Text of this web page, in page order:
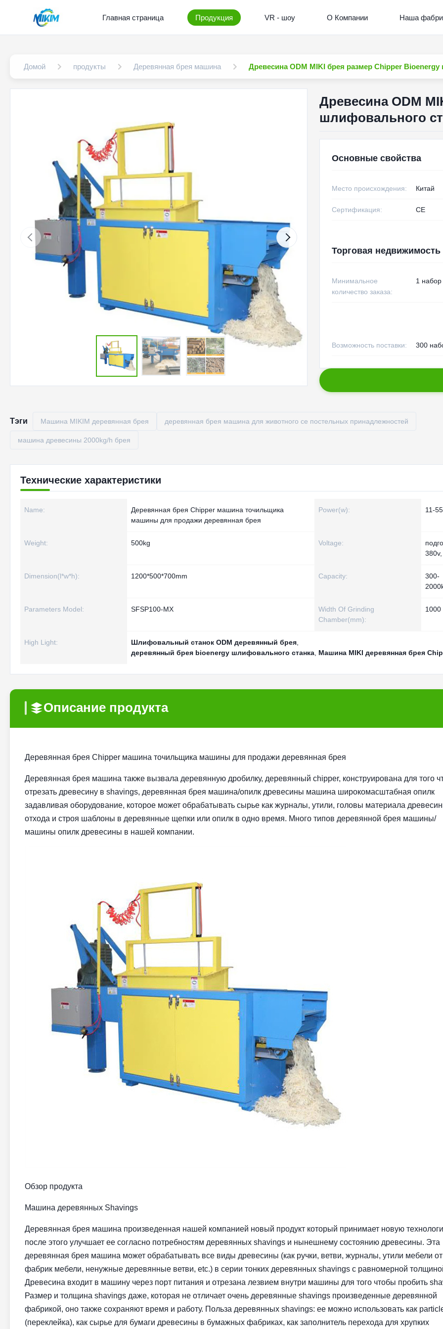
Главная страница Продукция VR - шоу О Компании Наша
Домой продукты Деревянная брея машина Древесина ODM MIKI брея размер Chipper
Древесина ODM
шлифовального
Основные свойства
Место происхождения: Китай
Сертификация: CE
Торговая недвижимость
Минимальное
количество заказа:
1 набор
Возможность поставки: 300
Тэги Машина MIKIM деревянная брея деревянная брея машина для животного ce постельных принадлежностей
машина древесины 2000kg/h брея
Технические характеристики
Name:
Деревянная брея Chipper машина точильщика
машины для продажи деревянная брея
Power(w): 11-
Weight: 500kg Voltage:
380v,
Dimension(l*w*h): 1200*500*700mm Capacity:
300-
Parameters Model: SFSP100-MX
Width Of Grinding
Chamber(mm):
1000
High Light: Шлифовальный станок ODM деревянный брея
деревянный брея bioenergy шлифовального станка Машина MIKI деревянная брея
Описание продукта
Деревянная брея Chipper машина точильщика машины для продажи деревянная брея
Деревянная брея машина также вызвала деревянную дробилку, деревянный chipper, конструирована для того
отрезать древесину в shavings, деревянная брея машина/опилк древесины машина широкомасштабная опилк
задавливая оборудование, которое может обрабатывать сырье как журналы, утили, головы материала
отхода и строя шаблоны в деревянные щепки или опилк в одно время. Много типов деревянной брея машины/
машины опилк древесины в нашей компании.
Обзор продукта
Машина деревянных Shavings
Деревянная брея машина произведенная нашей компанией новый продукт который принимает новую
после этого улучшает ее согласно потребностям деревянных shavings и нынешнему состоянию древесины. Эта
деревянная брея машина может обрабатывать все виды древесины (как ручки, ветви, журналы, утили мебели от
фабрик мебели, ненужные деревянные ветви, etc.) в серии тонких деревянных shavings с равномерной
Древесина входит в машину через порт питания и отрезана лезвием внутри машины для того чтобы пробить
Размер и толщина shavings даже, которая не отличает очень деревянные shavings произведенные деревянной
фабрикой, оно также сохраняют время и работу. Польза деревянных shavings: ее можно использовать как
(переклейка), как сырье для бумаги древесины в бумажных фабриках, как заполнитель перехода для хрупких